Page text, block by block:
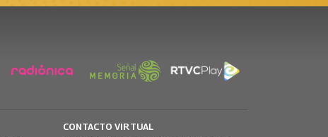
CONTACTO VIRTUAL